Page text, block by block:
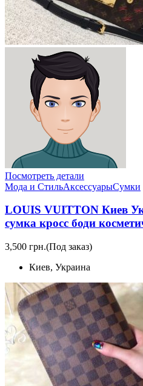
Посмотреть детали
Мода и СтильАксессуарыСумки
LOUIS VUITTON Киев
сумка кросс боди
3,500 грн.(Под заказ)
Киев, Украина